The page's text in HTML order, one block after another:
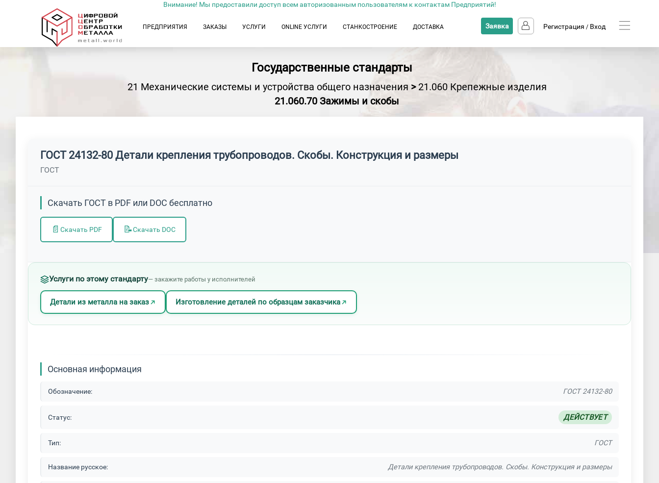
Внимание! Мы предоставили доступ всем авторизованным пользователям к контактам Предприятий!
ПРЕДПРИЯТИЯ ЗАКАЗЫ УСЛУГИ ONLINE УСЛУГИ СТАНКОСТРОЕНИЕ ДОСТАВКА Заявка Регистрация / Вход
Государственные стандарты
21 Механические системы и устройства общего назначения > 21.060 Крепежные изделия
21.060.70 Зажимы и скобы
ГОСТ 24132-80 Детали крепления трубопроводов. Скобы. Конструкция и размеры
ГОСТ
Скачать ГОСТ в PDF или DOC бесплатно
📄 Скачать PDF 📝Скачать DOC
Услуги по этому стандарту— закажите работы у исполнителей
Детали из металла на заказ Изготовление деталей по образцам заказчика
Основная информация
Обозначение: ГОСТ 24132-80
Статус: ДЕЙСТВУЕТ
Тип: ГОСТ
Название русское: Детали крепления трубопроводов. Скобы. Конструкция и размеры